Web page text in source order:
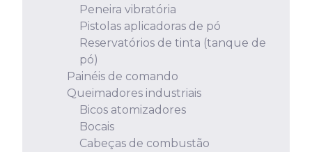
Peneira vibratória
Pistolas aplicadoras de pó
Reservatórios de tinta (tanque de
pó)
Painéis de comando
Queimadores industriais
Bicos atomizadores
Bocais
Cabeças de combustão